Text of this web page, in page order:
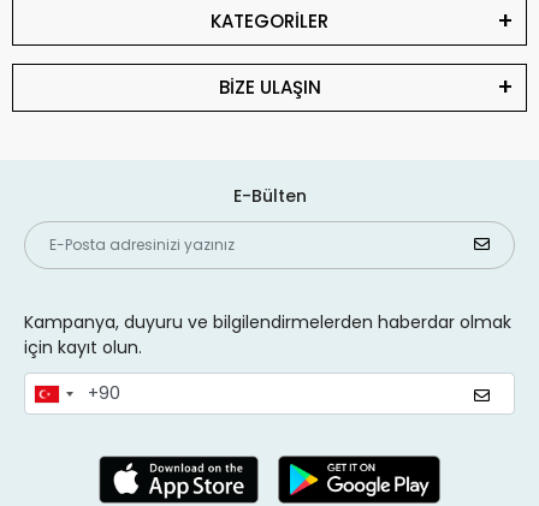
KATEGORİLER
BİZE ULAŞIN
E-Bülten
Kampanya, duyuru ve bilgilendirmelerden haberdar olmak
için kayıt olun.